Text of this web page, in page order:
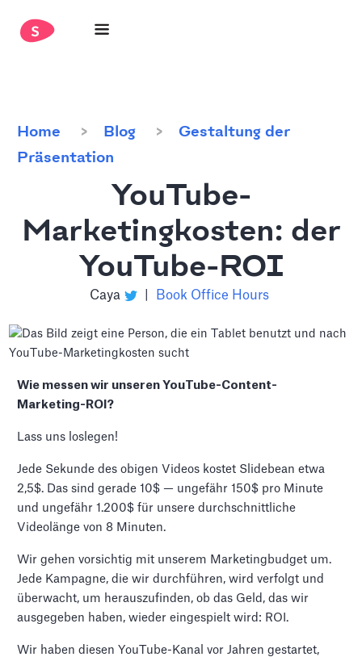
Home Blog
Gestaltung der
Präsentation
YouTube-
Marketingkosten: der
YouTube-ROI
Caya Book Office Hours
Wie messen wir unseren YouTube-Content-
Marketing-ROI?
Lass uns loslegen!
Jede Sekunde des obigen Videos kostet Slidebean etwa
2,5$. Das sind gerade 10$ — ungefähr 150$ pro Minute
und ungefähr 1.200$ für unsere durchschnittliche
Videolänge von 8 Minuten.
Wir gehen vorsichtig mit unserem Marketingbudget um.
Jede Kampagne, die wir durchführen, wird verfolgt und
überwacht, um herauszufinden, ob das Geld, das wir
ausgegeben haben, wieder eingespielt wird: ROI.
Wir haben diesen YouTube-Kanal vor Jahren gestartet,